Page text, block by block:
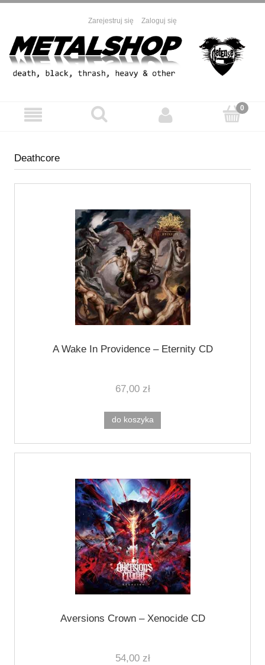
Zarejestruj się Zaloguj się
Deathcore
A Wake In Providence ‎– Eternity CD
67,00 zł
do koszyka
Aversions Crown ‎– Xenocide CD
54,00 zł